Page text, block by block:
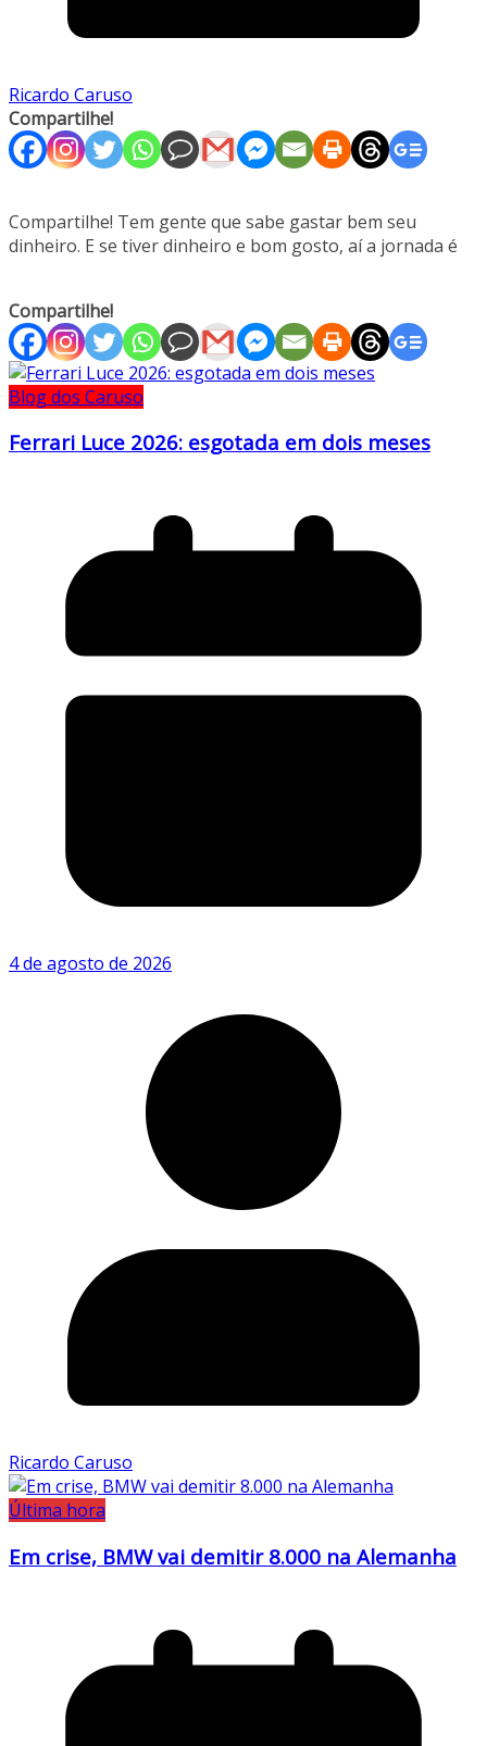
Ricardo Caruso
Compartilhe!
Compartilhe! Tem gente que sabe gastar bem seu
dinheiro. E se tiver dinheiro e bom gosto, aí a jornada é
Compartilhe!
Blog dos Caruso
Ferrari Luce 2026: esgotada em dois meses
4 de agosto de 2026
Ricardo Caruso
Última hora
Em crise, BMW vai demitir 8.000 na Alemanha